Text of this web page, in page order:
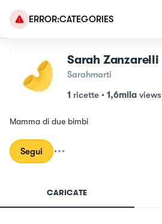
ERROR:CATEGORIES
Sarah Zanzarelli
Sarahmarti
1 ricette • 1,6mila views
Mamma di due bimbi
Segui
CARICATE